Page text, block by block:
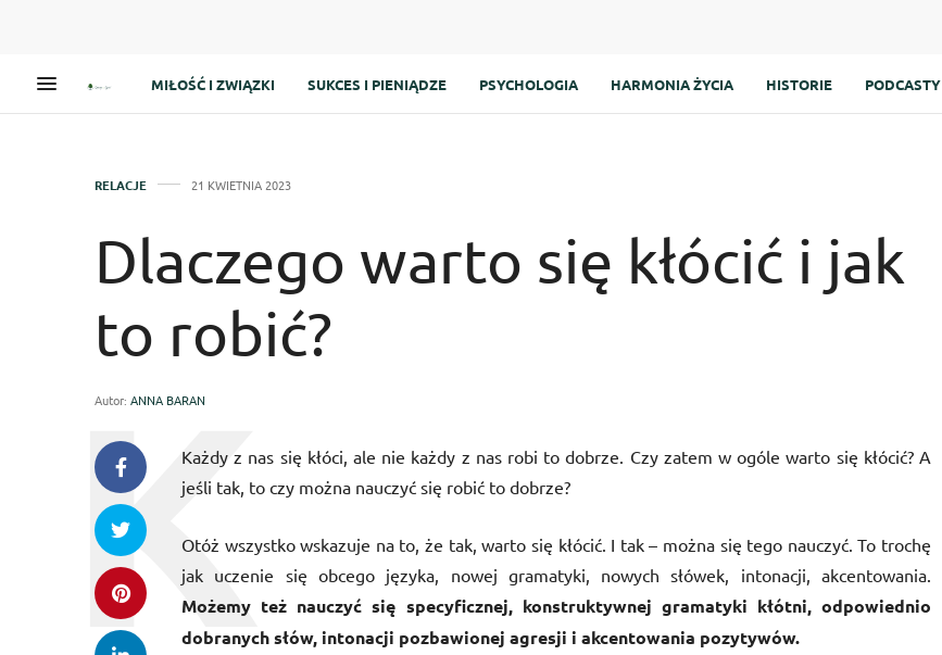
MIŁOŚĆ I ZWIĄZKI SUKCES I PIENIĄDZE PSYCHOLOGIA HARMONIA ŻYCIA HISTORIE PODCASTY
RELACJE 21 KWIETNIA 2023
Dlaczego warto się kłócić i jak
to robić?
Autor: ANNA BARAN
Każdy z nas się kłóci, ale nie każdy z nas robi to dobrze. Czy zatem w ogóle warto się kłócić? A
jeśli tak, to czy można nauczyć się robić to dobrze?
Otóż wszystko wskazuje na to, że tak, warto się kłócić. I tak – można się tego nauczyć. To trochę
jak uczenie się obcego języka, nowej gramatyki, nowych słówek, intonacji, akcentowania.
Możemy też nauczyć się specyficznej,konstruktywnej gramatyki kłótni, odpowiednio
dobranych słów, intonacji pozbawionej agresji i akcentowania pozytywów.